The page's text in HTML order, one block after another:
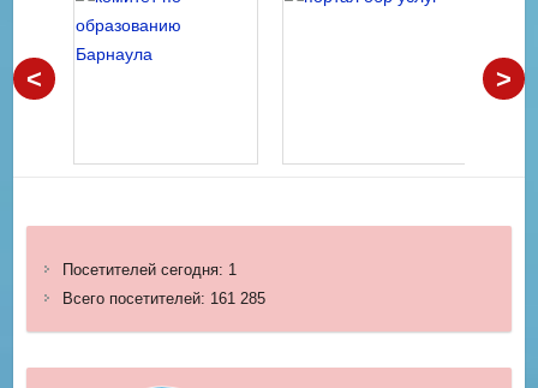
< >
Посетителей сегодня: 1
Всего посетителей: 161 285